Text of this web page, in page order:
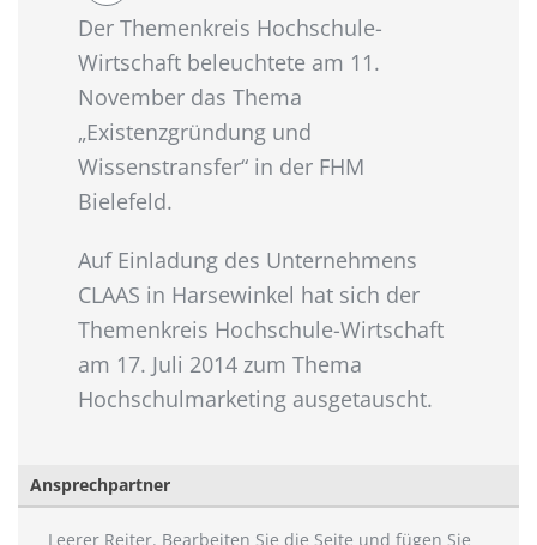
Der Themenkreis Hochschule-
Wirtschaft beleuchtete am 11.
November das Thema
„Existenzgründung und
Wissenstransfer“ in der FHM
Bielefeld.
Auf Einladung des Unternehmens
CLAAS in Harsewinkel hat sich der
Themenkreis Hochschule-Wirtschaft
am 17. Juli 2014 zum Thema
Hochschulmarketing ausgetauscht.
Ansprechpartner
Leerer Reiter. Bearbeiten Sie die Seite und fügen Sie